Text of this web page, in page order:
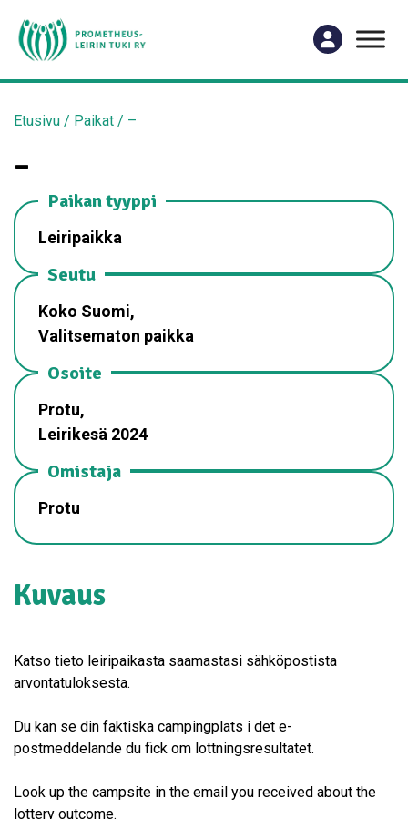
Etusivu / Paikat / –
–
Paikan tyyppi
Leiripaikka
Seutu
Koko Suomi,
Valitsematon paikka
Osoite
Protu,
Leirikesä 2024
Omistaja
Protu
Kuvaus
Katso tieto leiripaikasta saamastasi sähköpostista
arvontatuloksesta.
Du kan se din faktiska campingplats i det e-
postmeddelande du fick om lottningsresultatet.
Look up the campsite in the email you received about the
lottery outcome.